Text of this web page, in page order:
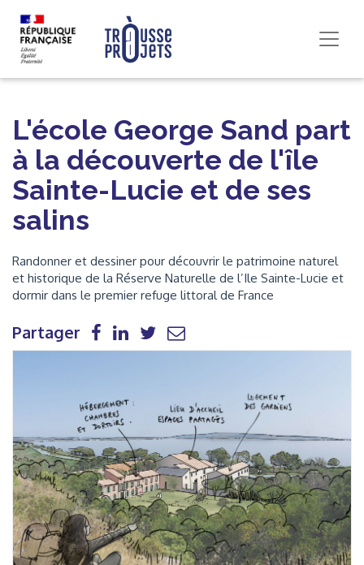
L'école George Sand part
à la découverte de l'île
Sainte-Lucie et de ses
salins
Randonner et dessiner pour découvrir le patrimoine naturel
et historique de la Réserve Naturelle de l’Ile Sainte-Lucie et
dormir dans le premier refuge littoral de France
Partager